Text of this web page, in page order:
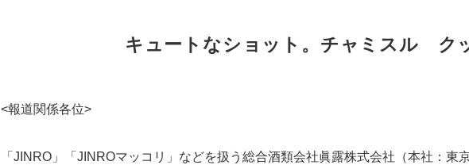
キュートなショット。チャミスル ク
<報道関係各位>
「JINRO」「JINROマッコリ」などを扱う総合酒類会社眞露株式会社（本社：東